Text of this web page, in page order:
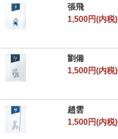
張飛
1,500円(内税)
劉備
1,500円(内税)
趙雲
1,500円(内税)